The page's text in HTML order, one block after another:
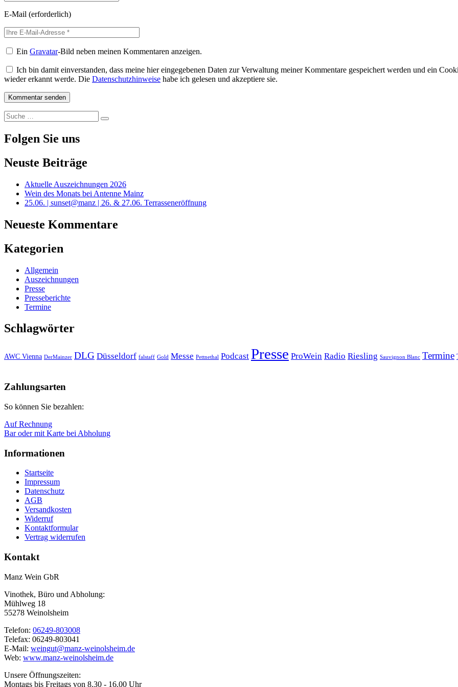
E-Mail (erforderlich)
EinGravatar-Bild neben meinen Kommentaren anzeigen.
Ich bin damit einverstanden, dass meine hier eingegebenen Daten zur Verwaltung meiner Kommentare gespeichert werden und ein
wieder erkannt werde. Die Datenschutzhinweise habe ich gelesen und akzeptiere sie.
Suche
nach:
Suche
Folgen Sie uns
Neuste Beiträge
Aktuelle Auszeichnungen 2026
Wein des Monats bei Antenne Mainz
25.06. | sunset@manz | 26. & 27.06. Terrasseneröffnung
Neueste Kommentare
Kategorien
Allgemein
Auszeichnungen
Presse
Presseberichte
Termine
Schlagwörter
AWC Vienna DerMainzer DLG Düsseldorf falstaff Gold Messe Pettnethal Podcast Presse ProWein Radio Riesling Sauvignon Blanc Termine
oben
Zahlungsarten
So können Sie bezahlen:
Auf Rechnung
Bar oder mit Karte bei Abholung
Informationen
Startseite
Impressum
Datenschutz
AGB
Versandkosten
Widerruf
Kontaktformular
Vertrag widerrufen
Kontakt
Manz Wein GbR
Vinothek, Büro und Abholung:
Mühlweg 18
55278 Weinolsheim
Telefon: 06249-803008
Telefax: 06249-803041
E-Mail: weingut@manz-weinolsheim.de
Web: www.manz-weinolsheim.de
Unsere Öffnungszeiten:
Montags bis Freitags von 8.30 - 16.00 Uhr